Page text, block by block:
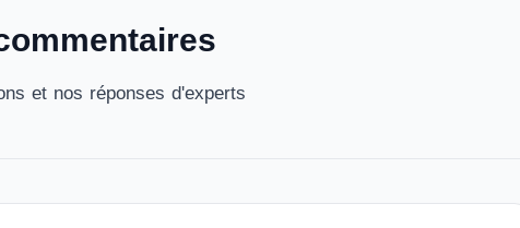
et nos réponses d'experts